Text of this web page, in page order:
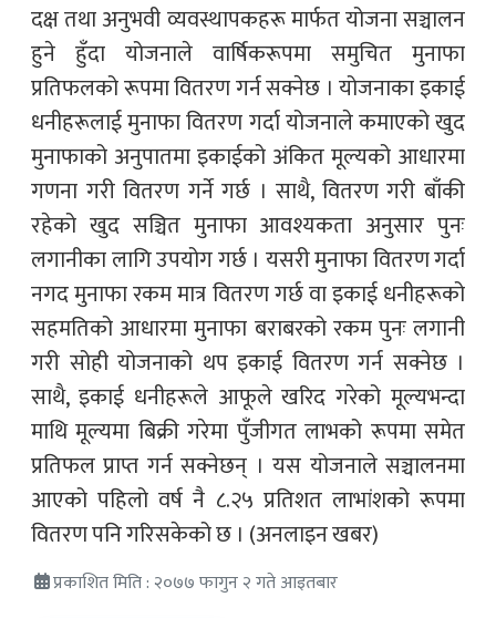
दक्ष तथा अनुभवी व्यवस्थापकहरू मार्फत योजना सञ्चालन
हुने हुँदा योजनाले वार्षिकरूपमा समुचित मुनाफा
प्रतिफलको रूपमा वितरण गर्न सक्नेछ । योजनाका इकाई
धनीहरूलाई मुनाफा वितरण गर्दा योजनाले कमाएको खुद
मुनाफाको अनुपातमा इकाईको अंकित मूल्यको आधारमा
गणना गरी वितरण गर्ने गर्छ । साथै, वितरण गरी बाँकी
रहेको खुद सञ्चित मुनाफा आवश्यकता अनुसार पुनः
लगानीका लागि उपयोग गर्छ । यसरी मुनाफा वितरण गर्दा
नगद मुनाफा रकम मात्र वितरण गर्छ वा इकाई धनीहरूको
सहमतिको आधारमा मुनाफा बराबरको रकम पुनः लगानी
गरी सोही योजनाको थप इकाई वितरण गर्न सक्नेछ ।
साथै, इकाई धनीहरूले आफूले खरिद गरेको मूल्यभन्दा
माथि मूल्यमा बिक्री गरेमा पुँजीगत लाभको रूपमा समेत
प्रतिफल प्राप्त गर्न सक्नेछन् । यस योजनाले सञ्चालनमा
आएको पहिलो वर्ष नै ८.२५ प्रतिशत लाभांशको रूपमा
वितरण पनि गरिसकेको छ । (अनलाइन खबर)
प्रकाशित मिति : २०७७ फागुन २ गते आइतबार